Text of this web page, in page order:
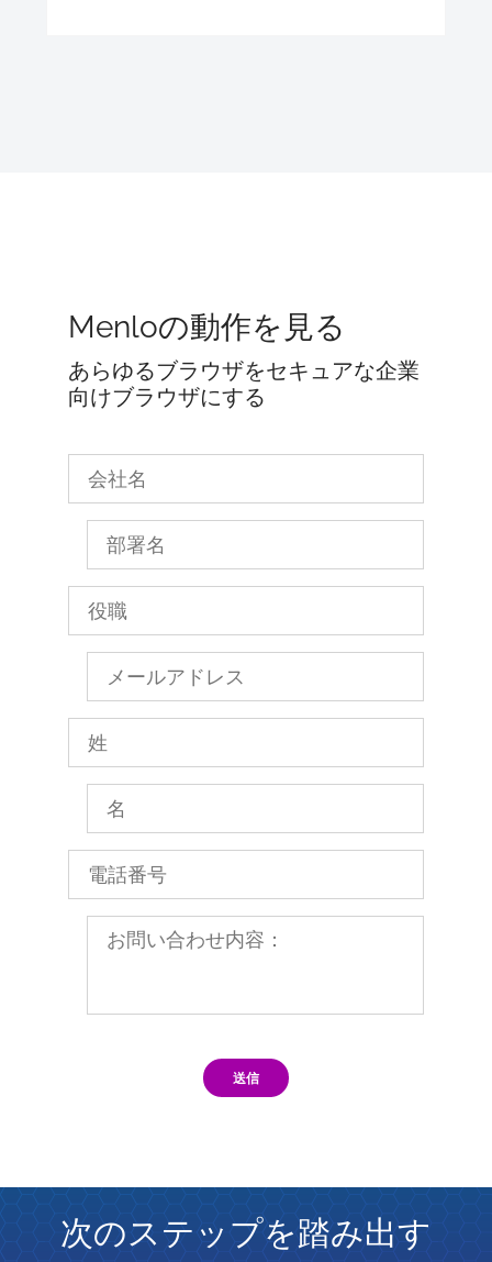
Menloの動作を見る
あらゆるブラウザをセキュアな企業
向けブラウザにする
送信
次のステップを踏み出す